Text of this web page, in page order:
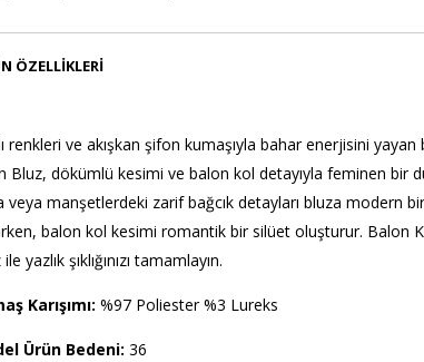
ÖZELLIKLERI
renkleri ve akışkan şifon kumaşıyla bahar enerjisini yayan
Bluz, dökümlü kesimi ve balon kol detayıyla feminen bir
veya manşetlerdeki zarif bağcık detayları bluza modern
balon kol kesimi romantik bir silüet oluşturur. Balon
yazlık şıklığınızı tamamlayın.
Karışımı: %97 Poliester %3 Lureks
Ürün Bedeni: 36